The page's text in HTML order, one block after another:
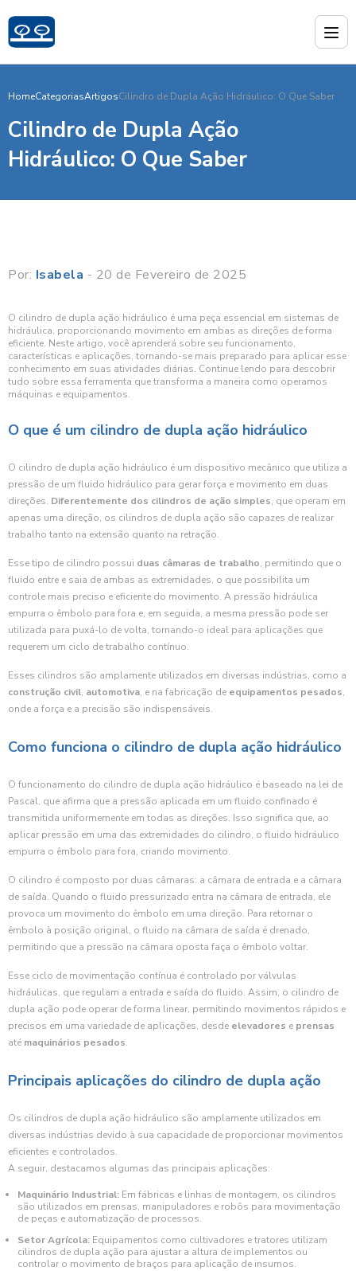
HomeCategoriasArtigosCilindro de Dupla Ação Hidráulico: O Que Saber
Cilindro de Dupla Ação
Hidráulico: O Que Saber
Por: Isabela - 20 de Fevereiro de 2025
O cilindro de dupla ação hidráulico é uma peça essencial em sistemas de
hidráulica, proporcionando movimento em ambas as direções de forma
eficiente. Neste artigo, você aprenderá sobre seu funcionamento,
características e aplicações, tornando-se mais preparado para aplicar esse
conhecimento em suas atividades diárias. Continue lendo para descobrir
tudo sobre essa ferramenta que transforma a maneira como operamos
máquinas e equipamentos.
O que é um cilindro de dupla ação hidráulico
O cilindro de dupla ação hidráulico é um dispositivo mecânico que utiliza a
pressão de um fluido hidráulico para gerar força e movimento em duas
direções. Diferentemente dos cilindros de ação simples, que operam em
apenas uma direção, os cilindros de dupla ação são capazes de realizar
trabalho tanto na extensão quanto na retração.
Esse tipo de cilindro possui duas câmaras de trabalho, permitindo que o
fluido entre e saia de ambas as extremidades, o que possibilita um
controle mais preciso e eficiente do movimento. A pressão hidráulica
empurra o êmbolo para fora e, em seguida, a mesma pressão pode ser
utilizada para puxá-lo de volta, tornando-o ideal para aplicações que
requerem um ciclo de trabalho contínuo.
Esses cilindros são amplamente utilizados em diversas indústrias, como a
construção civil, automotiva, e na fabricação de equipamentos pesados,
onde a força e a precisão são indispensáveis.
Como funciona o cilindro de dupla ação hidráulico
O funcionamento do cilindro de dupla ação hidráulico é baseado na lei de
Pascal, que afirma que a pressão aplicada em um fluido confinado é
transmitida uniformemente em todas as direções. Isso significa que, ao
aplicar pressão em uma das extremidades do cilindro, o fluido hidráulico
empurra o êmbolo para fora, criando movimento.
O cilindro é composto por duas câmaras: a câmara de entrada e a câmara
de saída. Quando o fluido pressurizado entra na câmara de entrada, ele
provoca um movimento do êmbolo em uma direção. Para retornar o
êmbolo à posição original, o fluido na câmara de saída é drenado,
permitindo que a pressão na câmara oposta faça o êmbolo voltar.
Esse ciclo de movimentação contínua é controlado por válvulas
hidráulicas, que regulam a entrada e saída do fluido. Assim, o cilindro de
dupla ação pode operar de forma linear, permitindo movimentos rápidos e
precisos em uma variedade de aplicações, desde elevadores e prensas
até maquinários pesados.
Principais aplicações do cilindro de dupla ação
Os cilindros de dupla ação hidráulico são amplamente utilizados em
diversas indústrias devido à sua capacidade de proporcionar movimentos
eficientes e controlados.
A seguir, destacamos algumas das principais aplicações:
Maquinário Industrial: Em fábricas e linhas de montagem, os cilindros
são utilizados em prensas, manipuladores e robôs para movimentação
de peças e automatização de processos.
Setor Agrícola: Equipamentos como cultivadores e tratores utilizam
cilindros de dupla ação para ajustar a altura de implementos ou
controlar o movimento de braços para aplicação de insumos.